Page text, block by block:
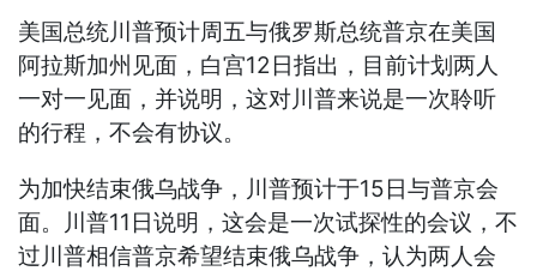
美国总统川普预计周五与俄罗斯总统普京在美国
阿拉斯加州见面，白宫12日指出，目前计划两人
一对一见面，并说明，这对川普来说是一次聆听
的行程，不会有协议。
为加快结束俄乌战争，川普预计于15日与普京会
面。川普11日说明，这会是一次试探性的会议，不
过川普相信普京希望结束俄乌战争，认为两人会